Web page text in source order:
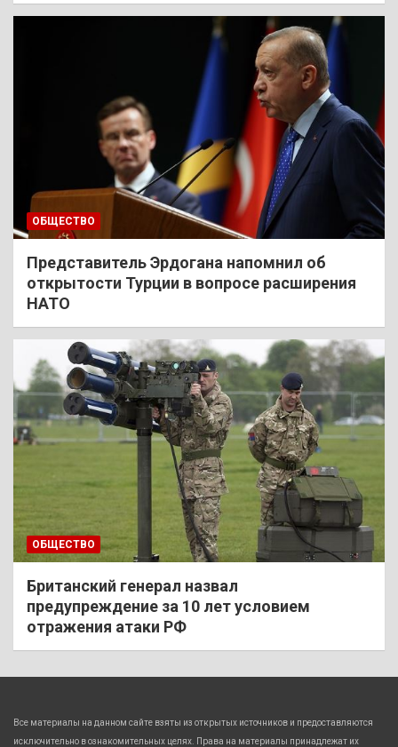
ОБЩЕСТВО
Представитель Эрдогана напомнил об
открытости Турции в вопросе расширения
НАТО
ОБЩЕСТВО
Британский генерал назвал
предупреждение за 10 лет условием
отражения атаки РФ
Все материалы на данном сайте взяты из открытых источников и предоставляются
исключительно в ознакомительных целях. Права на материалы принадлежат их